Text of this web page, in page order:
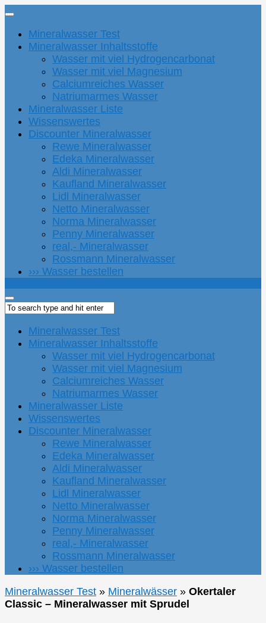
Mineralwasser Test
Mineralwasser Inhaltsstoffe
Wasser mit viel Hydrogencarbonat
Wasser mit viel Magnesium
Calciumreiches Wasser
Natriumarmes Wasser
Mineralwasser Liste
Wissenswertes
Discounter Mineralwasser
Rewe Mineralwasser
Edeka Mineralwasser
Aldi Mineralwasser
Kaufland Mineralwasser
Lidl Mineralwasser
Netto Mineralwasser
Norma Mineralwasser
Penny Mineralwasser
real,- Mineralwasser
Rossmann Mineralwasser
››› Wasser bestellen
Mineralwasser Test
Mineralwasser Inhaltsstoffe
Wasser mit viel Hydrogencarbonat
Wasser mit viel Magnesium
Calciumreiches Wasser
Natriumarmes Wasser
Mineralwasser Liste
Wissenswertes
Discounter Mineralwasser
Rewe Mineralwasser
Edeka Mineralwasser
Aldi Mineralwasser
Kaufland Mineralwasser
Lidl Mineralwasser
Netto Mineralwasser
Norma Mineralwasser
Penny Mineralwasser
real,- Mineralwasser
Rossmann Mineralwasser
››› Wasser bestellen
Mineralwasser Test » Mineralwässer » Okertaler
Classic – Mineralwasser mit Sprudel